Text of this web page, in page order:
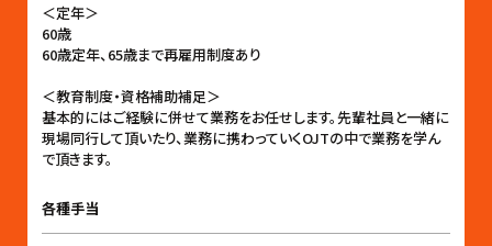
＜定年＞
60歳
60歳定年、65歳まで再雇用制度あり
＜教育制度・資格補助補足＞
基本的にはご経験に併せて業務をお任せします。先輩社員と一緒に
現場同行して頂いたり、業務に携わっていくOJTの中で業務を学ん
で頂きます。
各種手当